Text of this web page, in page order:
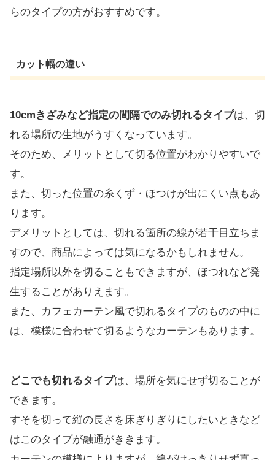
らのタイプの方がおすすめです。
カット幅の違い
10cmきざみなど指定の間隔でのみ切れるタイプは、切
れる場所の生地がうすくなっています。
そのため、メリットとして切る位置がわかりやすいで
す。
また、切った位置の糸くず・ほつけが出にくい点もあ
ります。
デメリットとしては、切れる箇所の線が若干目立ちま
すので、商品によっては気になるかもしれません。
指定場所以外を切ることもできますが、ほつれなど発
生することがありえます。
また、カフェカーテン風で切れるタイプのものの中に
は、模様に合わせて切るようなカーテンもあります。
どこでも切れるタイプは、場所を気にせず切ることが
できます。
すそを切って縦の長さを床ぎりぎりにしたいときなど
はこのタイプが融通がききます。